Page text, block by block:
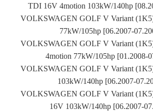
TDI 16V 4motion 103kW/140hp
VOLKSWAGEN GOLF V Variant
77kW/105hp [06.2007-
VOLKSWAGEN GOLF V Variant
4motion 77kW/105hp [01.2008-
VOLKSWAGEN GOLF V Variant
103kW/140hp [06.2007-
VOLKSWAGEN GOLF V Variant
16V 103kW/140hp [06.2007-